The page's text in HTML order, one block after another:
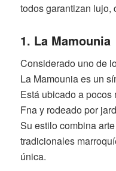
todos garantizan lujo,
1. La Mamounia
Considerado uno de
La Mamounia es un
Está ubicado a
Fna y rodeado por
Su estilo combina
tradicionales
única.